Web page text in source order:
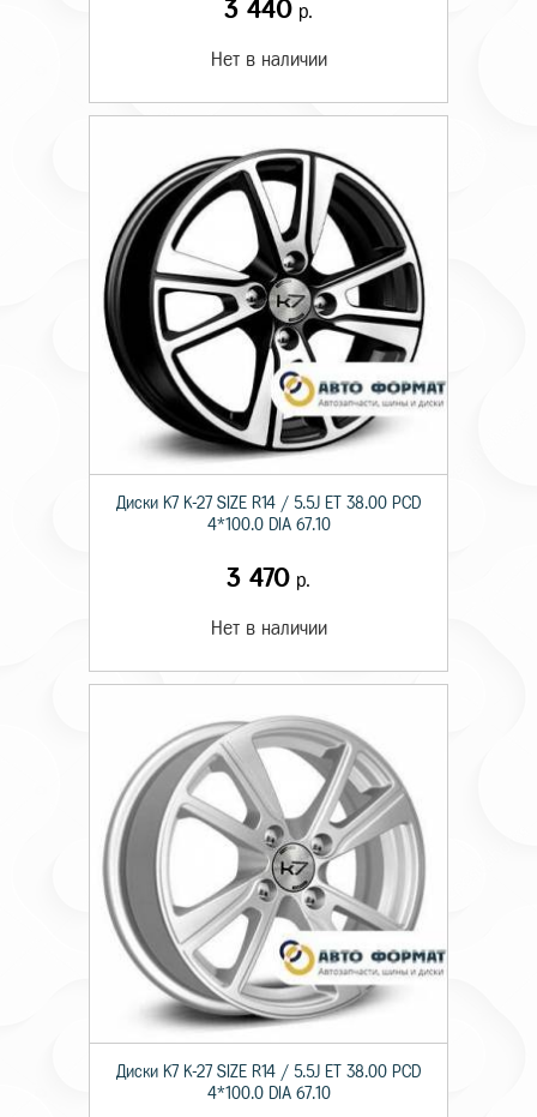
3 440 р.
Нет в наличии
Диски K7 K-27 SIZE R14 / 5.5J ET 38.00 PCD
4*100.0 DIA 67.10
3 470 р.
Нет в наличии
Диски K7 K-27 SIZE R14 / 5.5J ET 38.00 PCD
4*100.0 DIA 67.10